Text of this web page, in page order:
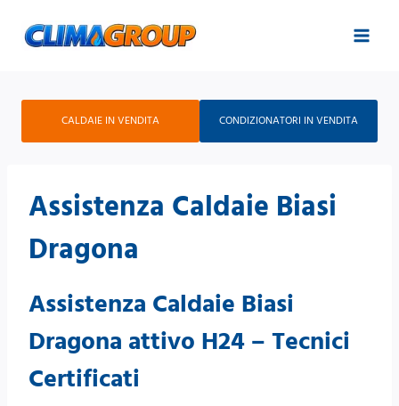
CALDAIE IN VENDITA CONDIZIONATORI IN VENDITA
Assistenza Caldaie Biasi
Dragona
Assistenza Caldaie Biasi
Dragona attivo H24 – Tecnici
Certificati